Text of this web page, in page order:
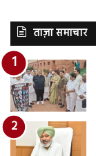
ताज़ा समाचार